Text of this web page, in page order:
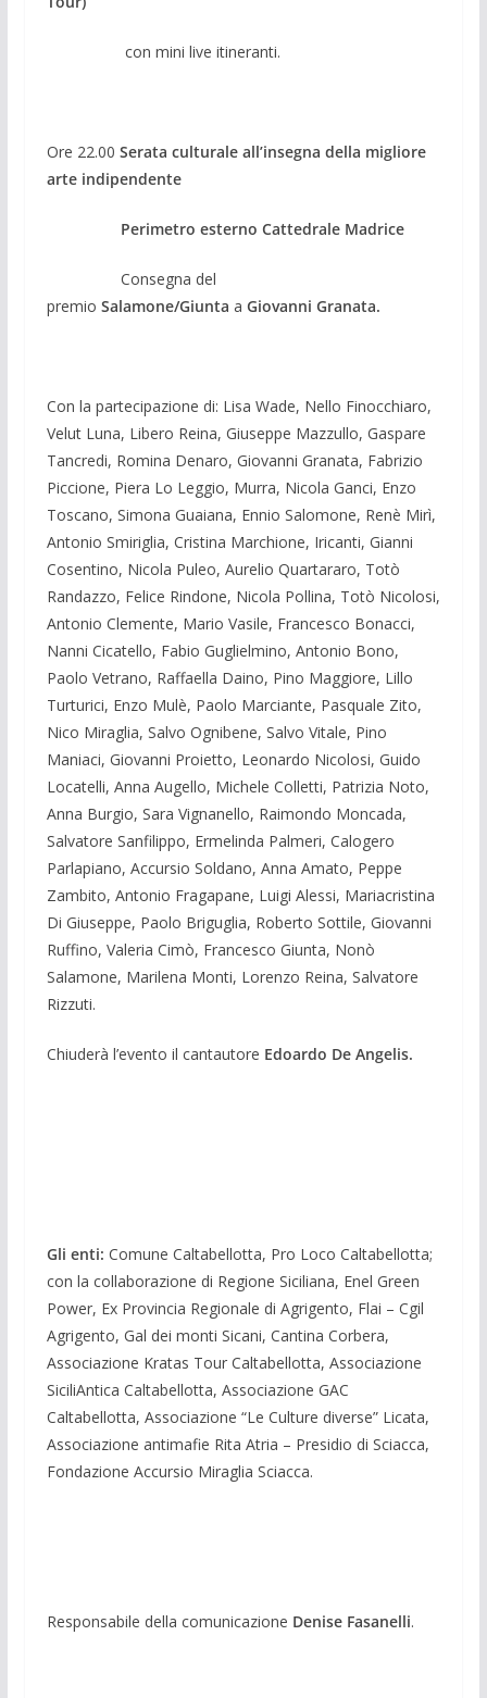
con mini live itineranti.
Ore 22.00 Serata culturale all’insegna della migliore
arte indipendente
Perimetro esterno Cattedrale Madrice
Consegna del
premio Salamone/Giunta a Giovanni Granata.
Con la partecipazione di: Lisa Wade, Nello Finocchiaro,
Velut Luna, Libero Reina, Giuseppe Mazzullo, Gaspare
Tancredi, Romina Denaro, Giovanni Granata, Fabrizio
Piccione, Piera Lo Leggio, Murra, Nicola Ganci, Enzo
Toscano, Simona Guaiana, Ennio Salomone, Renè Mirì,
Antonio Smiriglia, Cristina Marchione, Iricanti, Gianni
Cosentino, Nicola Puleo, Aurelio Quartararo, Totò
Randazzo, Felice Rindone, Nicola Pollina, Totò Nicolosi,
Antonio Clemente, Mario Vasile, Francesco Bonacci,
Nanni Cicatello, Fabio Guglielmino, Antonio Bono,
Paolo Vetrano, Raffaella Daino, Pino Maggiore, Lillo
Turturici, Enzo Mulè, Paolo Marciante, Pasquale Zito,
Nico Miraglia, Salvo Ognibene, Salvo Vitale, Pino
Maniaci, Giovanni Proietto, Leonardo Nicolosi, Guido
Locatelli, Anna Augello, Michele Colletti, Patrizia Noto,
Anna Burgio, Sara Vignanello, Raimondo Moncada,
Salvatore Sanfilippo, Ermelinda Palmeri, Calogero
Parlapiano, Accursio Soldano, Anna Amato, Peppe
Zambito, Antonio Fragapane, Luigi Alessi, Mariacristina
Di Giuseppe, Paolo Briguglia, Roberto Sottile, Giovanni
Ruffino, Valeria Cimò, Francesco Giunta, Nonò
Salamone, Marilena Monti, Lorenzo Reina, Salvatore
Rizzuti.
Chiuderà l’evento il cantautore Edoardo De Angelis.
Gli enti: Comune Caltabellotta, Pro Loco Caltabellotta;
con la collaborazione di Regione Siciliana, Enel Green
Power, Ex Provincia Regionale di Agrigento, Flai – Cgil
Agrigento, Gal dei monti Sicani, Cantina Corbera,
Associazione Kratas Tour Caltabellotta, Associazione
SiciliAntica Caltabellotta, Associazione GAC
Caltabellotta, Associazione “Le Culture diverse” Licata,
Associazione antimafie Rita Atria – Presidio di Sciacca,
Fondazione Accursio Miraglia Sciacca.
Responsabile della comunicazione Denise Fasanelli.